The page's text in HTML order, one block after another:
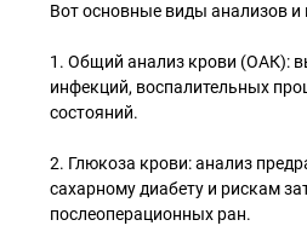
Вот основные виды анализов и
1. Общий анализ крови (ОАК):
инфекций, воспалительных
состояний.
2. Глюкоза крови: анализ
сахарному диабету и рискам
послеоперационных ран.